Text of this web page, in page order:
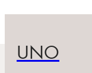
UNO